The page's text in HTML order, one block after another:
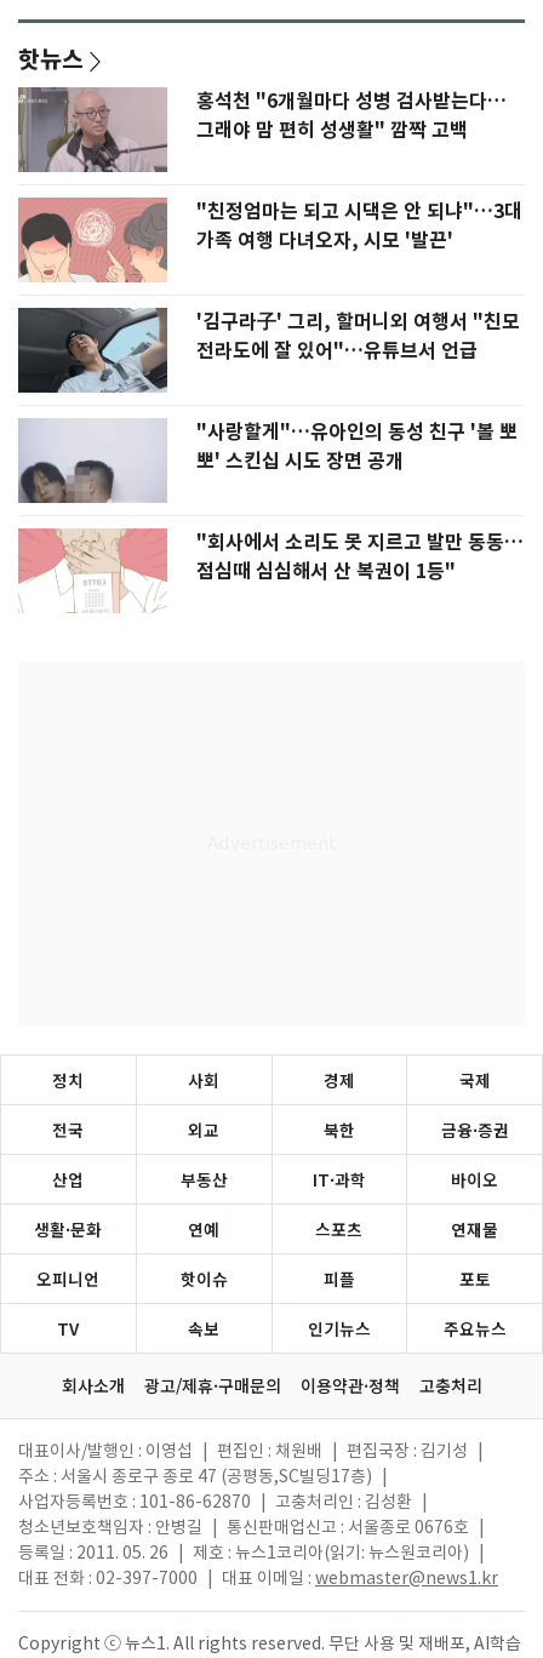
핫뉴스
홍석천 "6개월마다 성병 검사받는다…
그래야 맘 편히 성생활" 깜짝 고백
"친정엄마는 되고 시댁은 안 되냐"…3대
가족 여행 다녀오자, 시모 '발끈'
'김구라子' 그리, 할머니외 여행서 "친모
전라도에 잘 있어"…유튜브서 언급
"사랑할게"…유아인의 동성 친구 '볼 뽀
뽀' 스킨십 시도 장면 공개
"회사에서 소리도 못 지르고 발만 동동…
점심때 심심해서 산 복권이 1등"
정치 사회 경제 국제
전국 외교 북한 금융·증권
산업 부동산 IT·과학 바이오
생활·문화 연예 스포츠 연재물
오피니언 핫이슈 피플 포토
TV 속보 인기뉴스 주요뉴스
회사소개 광고/제휴·구매문의 이용약관·정책 고충처리
대표이사/발행인 : 이영섭 편집인 : 채원배 편집국장 : 김기성
주소 : 서울시 종로구 종로 47 (공평동,SC빌딩17층)
사업자등록번호 : 101-86-62870
고충처리인 : 김성환
청소년보호책임자 : 안병길
통신판매업신고 : 서울종로 0676호
등록일 : 2011. 05. 26
제호 : 뉴스1코리아(읽기: 뉴스원코리아)
대표 전화 : 02-397-7000
대표 이메일 : webmaster@news1.kr
Copyright ⓒ 뉴스1. All rights reserved. 무단 사용 및 재배포, AI학습